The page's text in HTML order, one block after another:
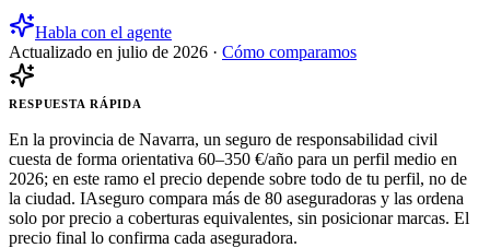
Habla con el agente
Actualizado en julio de 2026 · Cómo comparamos
RESPUESTA RÁPIDA
En la provincia de Navarra, un seguro de responsabilidad civil
cuesta de forma orientativa 60–350 €/año para un perfil medio en
2026; en este ramo el precio depende sobre todo de tu perfil, no de
la ciudad. IAseguro compara más de 80 aseguradoras y las ordena
solo por precio a coberturas equivalentes, sin posicionar marcas. El
precio final lo confirma cada aseguradora.